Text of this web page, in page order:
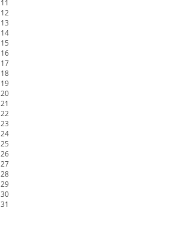
11
12
13
14
15
16
17
18
19
20
21
22
23
24
25
26
27
28
29
30
31